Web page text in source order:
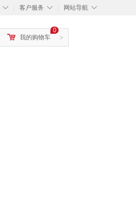
◇ ◇
客户服务 ◇
网站导航
>
0
我的购物车